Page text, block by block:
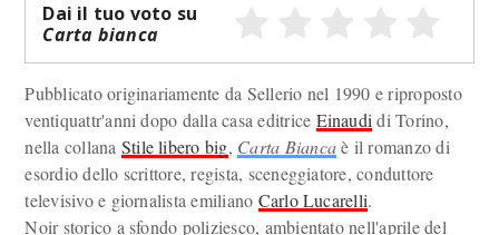
Dai il tuo voto su
Carta bianca
Pubblicato originariamente da Sellerio nel 1990 e riproposto
ventiquattr'anni dopo dalla casa editrice Einaudi di Torino,
nella collana Stile libero big, Carta Biancaè il romanzo di
esordio dello scrittore, regista, sceneggiatore, conduttore
televisivo e giornalista emiliano Carlo Lucarelli.
Noir storico a sfondo poliziesco, ambientato nell'aprile del